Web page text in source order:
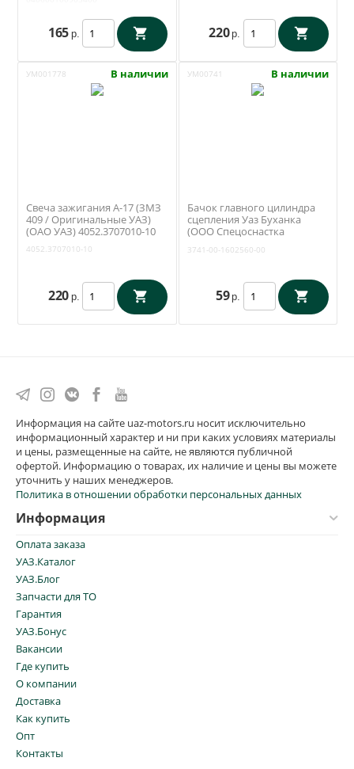
165 р. 220 р.
УМ001778 В наличии
Свеча зажигания А-17 (ЗМЗ
409 / Оригинальные УАЗ)
(ОАО УАЗ) 4052.3707010-10
4052.3707010-10
220 р.
УМ00741 В наличии
Бачок главного цилиндра
сцепления Уаз Буханка
(ООО Спецоснастка
3741-00-1602560-00
59 р.
Информация на сайте uaz-motors.ru носит исключительно
информационный характер и ни при каких условиях материалы
и цены, размещенные на сайте, не являются публичной
офертой. Информацию о товарах, их наличие и цены вы можете
уточнить у наших менеджеров.
Политика в отношении обработки персональных данных
Информация
Оплата заказа
УАЗ.Каталог
УАЗ.Блог
Запчасти для ТО
Гарантия
УАЗ.Бонус
Вакансии
Где купить
О компании
Доставка
Как купить
Опт
Контакты